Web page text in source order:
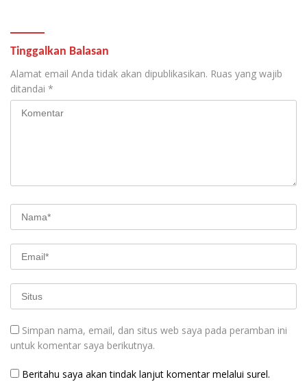
Tinggalkan Balasan
Alamat email Anda tidak akan dipublikasikan. Ruas yang wajib
ditandai *
Simpan nama, email, dan situs web saya pada peramban ini
untuk komentar saya berikutnya.
Beritahu saya akan tindak lanjut komentar melalui surel.